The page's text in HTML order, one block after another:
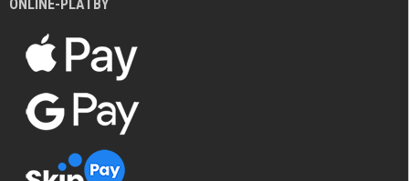
ONLINE-PLATBY